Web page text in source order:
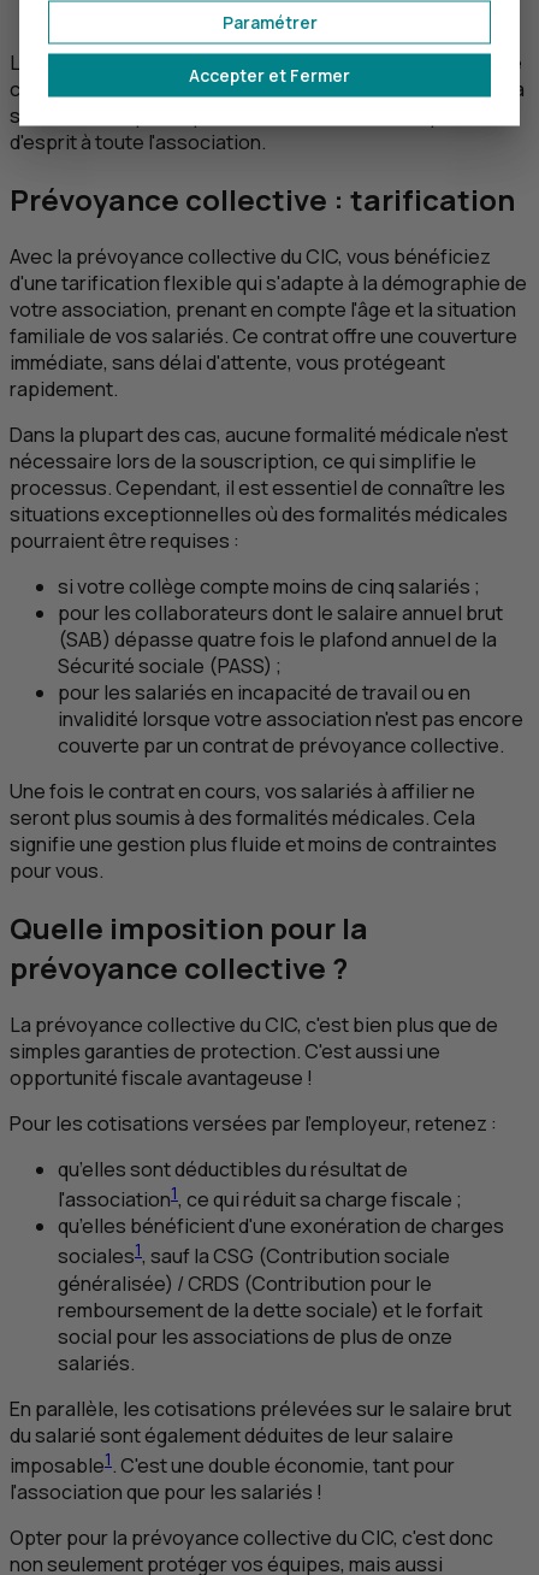
Le caractère modulable de la formule garantit que chaque
catégorie de salarié bénéficie d'une protection adaptée à
ses besoins spécifiques, offrant ainsi une tranquillité
d'esprit à toute l'association.
Prévoyance collective : tarification
Avec la prévoyance collective duCIC, vous bénéficiez
d'une tarification flexible qui s'adapte à la démographie de
votre association, prenant en compte l'âge et la situation
familiale de vos salariés. Ce contrat offre une couverture
immédiate, sans délai d'attente, vous protégeant
rapidement.
Dans la plupart des cas, aucune formalité médicale n'est
nécessaire lors de la souscription, ce qui simplifie le
processus. Cependant, il est essentiel de connaître les
situations exceptionnelles où des formalités médicales
pourraient être requises :
si votre collège compte moins de cinq salariés ;
pour les collaborateurs dont le salaire annuel brut
(SAB) dépasse quatre fois le plafond annuel de la
Sécurité sociale (PASS) ;
pour les salariés en incapacité de travail ou en
invalidité lorsque votre association n'est pas encore
couverte par un contrat de prévoyance collective.
Une fois le contrat en cours, vos salariés à affilier ne
seront plus soumis à des formalités médicales. Cela
signifie une gestion plus fluide et moins de contraintes
pour vous.
Quelle imposition pour la
prévoyance collective ?
La prévoyance collective duCIC, c'est bien plus que de
simples garanties de protection. C'est aussi une
opportunité fiscale avantageuse !
Pour les cotisations versées par l'employeur, retenez :
qu’elles sont déductibles du résultat de
l'association1, ce qui réduit sa charge fiscale ;
qu’elles bénéficient d'une exonération de charges
sociales1, sauf laCSG (Contribution sociale
généralisée) /CRDS (Contribution pour le
remboursement de la dette sociale) et le forfait
social pour les associations de plus de onze
salariés.
En parallèle, les cotisations prélevées sur le salaire brut
du salarié sont également déduites de leur salaire
imposable1. C'est une double économie, tant pour
l'association que pour les salariés !
Opter pour la prévoyance collective duCIC, c'est donc
non seulement protéger vos équipes, mais aussi
Accepter et Fermer
Paramétrer